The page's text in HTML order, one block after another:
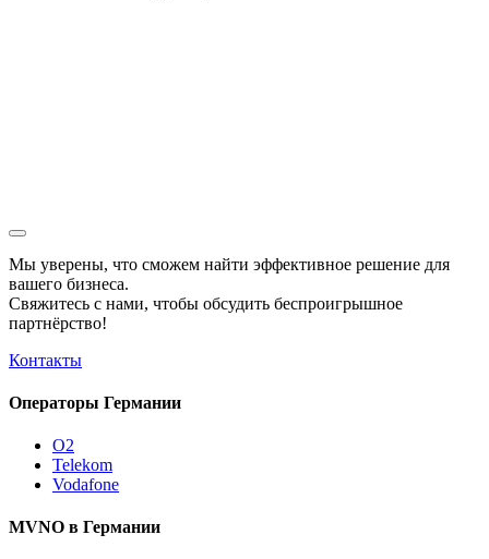
Мы уверены, что сможем найти эффективное решение для
вашего бизнеса.
Свяжитесь с нами, чтобы обсудить беспроигрышное
партнёрство!
Контакты
Операторы Германии
O2
Telekom
Vodafone
MVNO в Германии